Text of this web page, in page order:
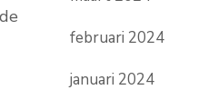
februari 2024
januari 2024